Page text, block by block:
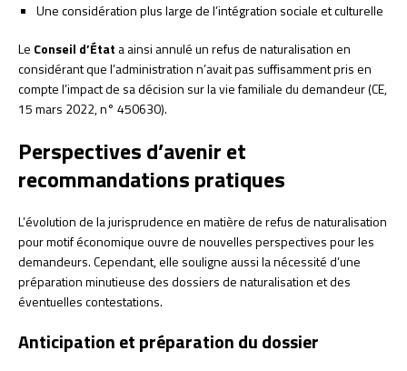
Une considération plus large de l’intégration sociale et culturelle
Le Conseil d’État a ainsi annulé un refus de naturalisation en
considérant que l’administration n’avait pas suffisamment pris en
compte l’impact de sa décision sur la vie familiale du demandeur (CE,
15 mars 2022, n° 450630).
Perspectives d’avenir et
recommandations pratiques
L’évolution de la jurisprudence en matière de refus de naturalisation
pour motif économique ouvre de nouvelles perspectives pour les
demandeurs. Cependant, elle souligne aussi la nécessité d’une
préparation minutieuse des dossiers de naturalisation et des
éventuelles contestations.
Anticipation et préparation du dossier